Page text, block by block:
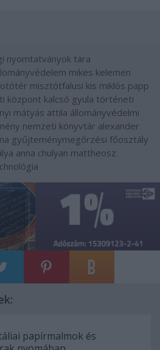
nyomtatványok tára
mikes kelemen
misztótfalusi kis miklós papp
központ kalcsó gyula történeti
mátyás attila állományvédelmi
nemzeti könyvtár alexander
gyűjteménymegőrzési főosztály
anna chulyan mattheosz
papírmalmok és